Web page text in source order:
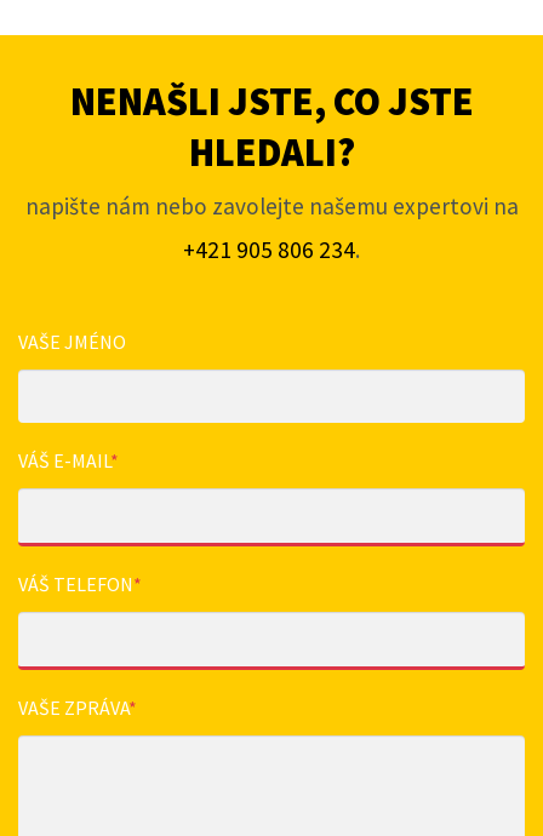
NENAŠLI JSTE, CO JSTE
HLEDALI?
napište nám nebo zavolejte našemu expertovi na
+421 905 806 234.
VAŠE JMÉNO
VÁŠ E-MAIL*
VÁŠ TELEFON*
VAŠE ZPRÁVA*